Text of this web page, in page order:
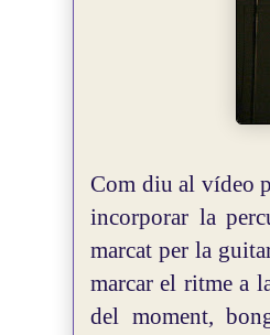
Com diu al vídeo
incorporar la
marcat per la
marcar el ritme a
del moment,